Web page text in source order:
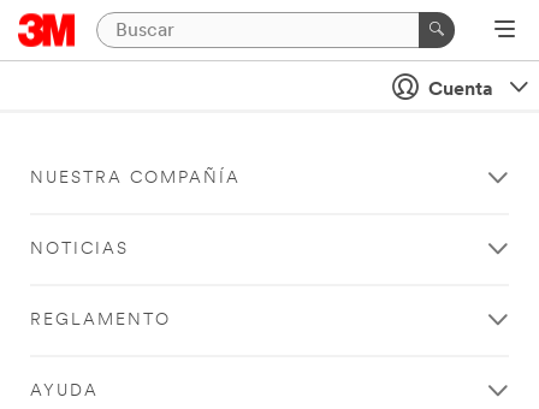
Cuenta
NUESTRA COMPAÑÍA
NOTICIAS
REGLAMENTO
AYUDA